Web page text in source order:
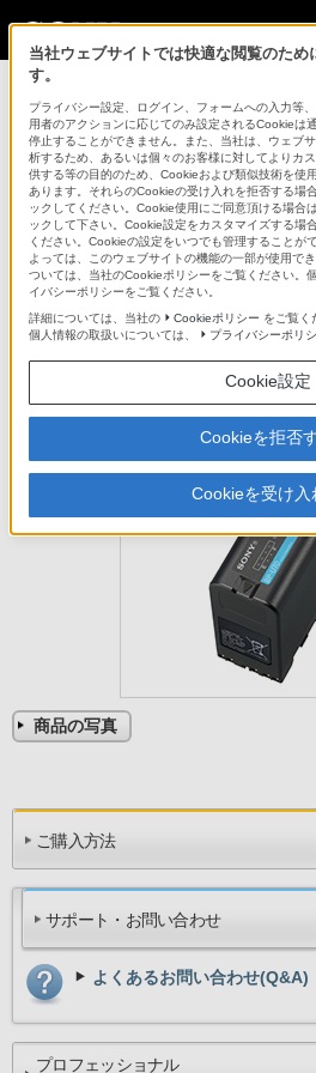
バッテリー / 電源関連 > BP-U70
法人のお客様
バッテリー / 電源関連
BP-U70
XDCAMカムコーダー用のリチウムイオ
希望小売価格38,500円(税込)
商品の写真
ご購入方法
サポート・お問い合わせ
よくあるお問い合わせ(Q&A)
プロフェッショナル
当社ウェブサイトでは快適な閲覧のた
す。
プライバシー設定、ログイン、フォームへの入力等
用者のアクションに応じてのみ設定されるCookieは
停止することができません。また、当社は、ウェブ
析するため、あるいは個々のお客様に対してよりカ
供する等の目的のため、Cookieおよび類似技術を使
あります。それらのCookieの受け入れを拒否する場
ックしてください。Cookie使用にご同意頂ける場合
ックして下さい。Cookie設定をカスタマイズする場
ください。Cookieの設定をいつでも管理することが
よっては、このウェブサイトの機能の一部が使用で
ついては、当社のCookieポリシーをご覧ください。
イバシーポリシーをご覧ください。
詳細については、当社の
Cookieポリシー をご覧く
個人情報の取扱いについては、
プライバシーポリ
Cookie設定
Cookieを拒否
Cookieを受け入